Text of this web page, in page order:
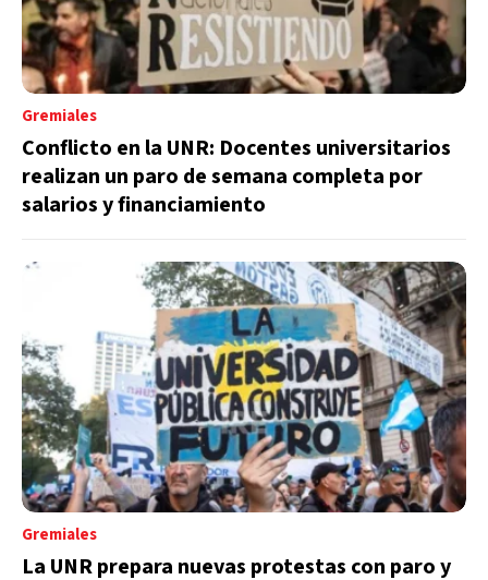
Gremiales
Conflicto en la UNR: Docentes universitarios
realizan un paro de semana completa por
salarios y financiamiento
Gremiales
La UNR prepara nuevas protestas con paro y